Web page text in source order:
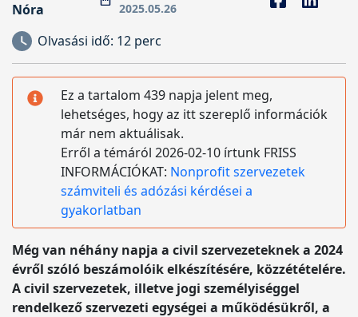
Nóra
2025.05.26
Olvasási idő: 12 perc
Ez a tartalom 439 napja jelent meg,
lehetséges, hogy az itt szereplő információk
már nem aktuálisak.
Erről a témáról 2026-02-10 írtunk FRISS
INFORMÁCIÓKAT: Nonprofit szervezetek
számviteli és adózási kérdései a
gyakorlatban
Még van néhány napja a civil szervezeteknek a 2024
évről szóló beszámolóik elkészítésére, közzétételére.
A civil szervezetek, illetve jogi személyiséggel
rendelkező szervezeti egységei a működésükről, a